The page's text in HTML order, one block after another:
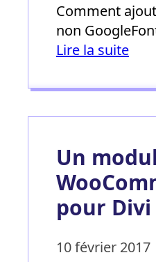
Comment
non
Lire la suite
Un
pour Divi
10 février 2017